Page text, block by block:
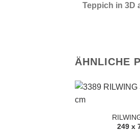
Teppich in 3D
ÄHNLICHE
249 x